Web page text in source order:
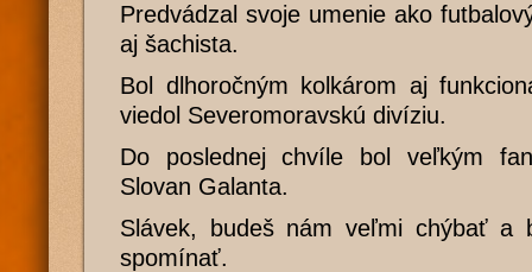
Predvádzal svoje umenie ako
aj šachista.
Bol dlhoročným kolkárom aj
viedol Severomoravskú divíziu.
Do poslednej chvíle bol veľkým
Slovan Galanta.
Slávek, budeš nám veľmi chýbať a
spomínať.